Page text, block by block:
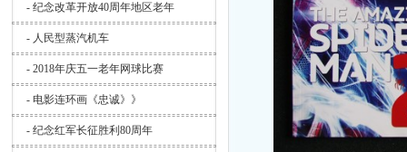
- 纪念改革开放40周年地区老年
- 人民型蒸汽机车
- 2018年庆五一老年网球比赛
- 电影连环画《忠诚》》
- 纪念红军长征胜利80周年